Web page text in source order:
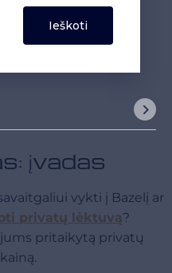
įvadas
vykti į Bazelį ar
privatų lėktuvą?
jums pritaikytą privatų